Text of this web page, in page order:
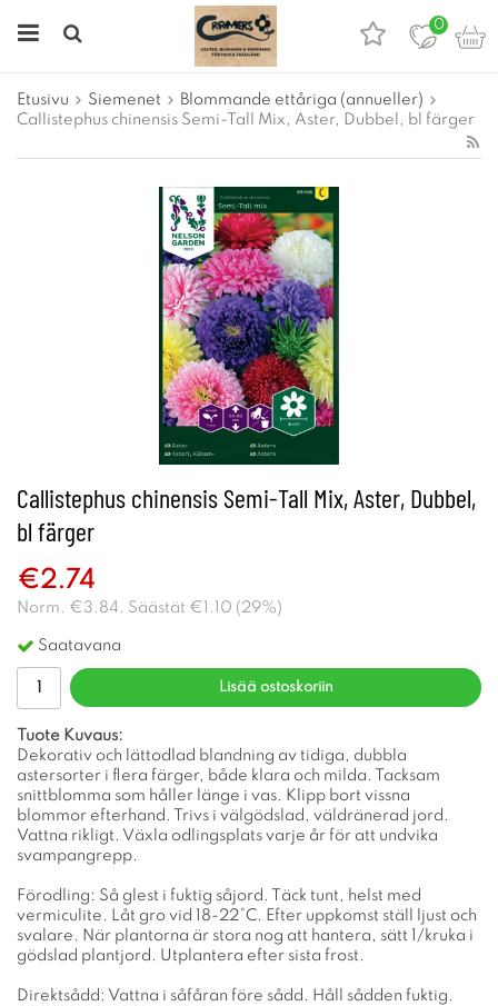
0
Etusivu Siemenet
Blommande ettåriga (annueller)
Callistephus chinensis Semi-Tall Mix, Aster, Dubbel, bl färger
Callistephus chinensis Semi-Tall Mix, Aster, Dubbel,
bl färger
€2.74
Norm. €3.84 . Säästät €1.10 ( 29%)
Saatavana
Lisää ostoskoriin
Tuote Kuvaus:
Dekorativ och lättodlad blandning av tidiga, dubbla
astersorter i flera färger, både klara och milda. Tacksam
snittblomma som håller länge i vas. Klipp bort vissna
blommor efterhand. Trivs i välgödslad, väldränerad jord.
Vattna rikligt. Växla odlingsplats varje år för att undvika
svampangrepp.
Förodling: Så glest i fuktig såjord. Täck tunt, helst med
vermiculite. Låt gro vid 18-22°C. Efter uppkomst ställ ljust och
svalare. När plantorna är stora nog att hantera, sätt 1/kruka i
gödslad plantjord. Utplantera efter sista frost.
Direktsådd: Vattna i såfåran före sådd. Håll sådden fuktig.